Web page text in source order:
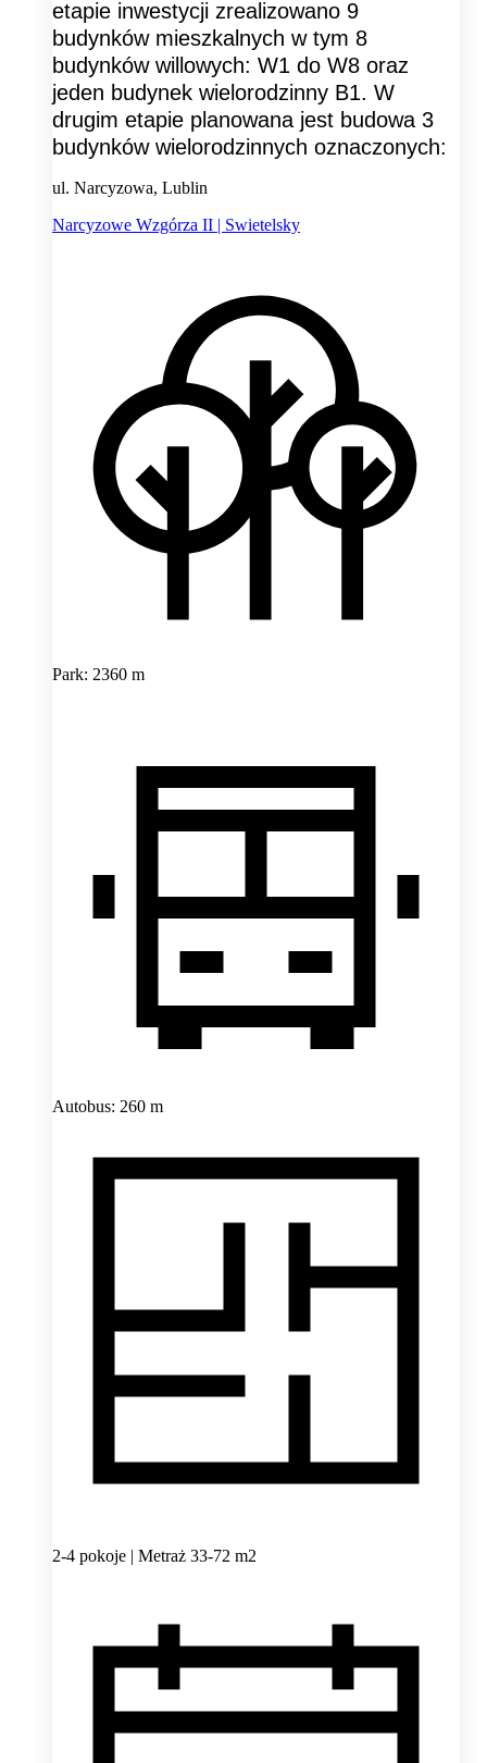
etapie inwestycji zrealizowano 9
budynków mieszkalnych w tym 8
budynków willowych: W1 do W8 oraz
jeden budynek wielorodzinny B1. W
drugim etapie planowana jest budowa 3
budynków wielorodzinnych oznaczonych:
ul. Narcyzowa, Lublin
Narcyzowe Wzgórza II | Swietelsky
Park: 2360 m
Autobus: 260 m
2-4 pokoje | Metraż 33-72 m2